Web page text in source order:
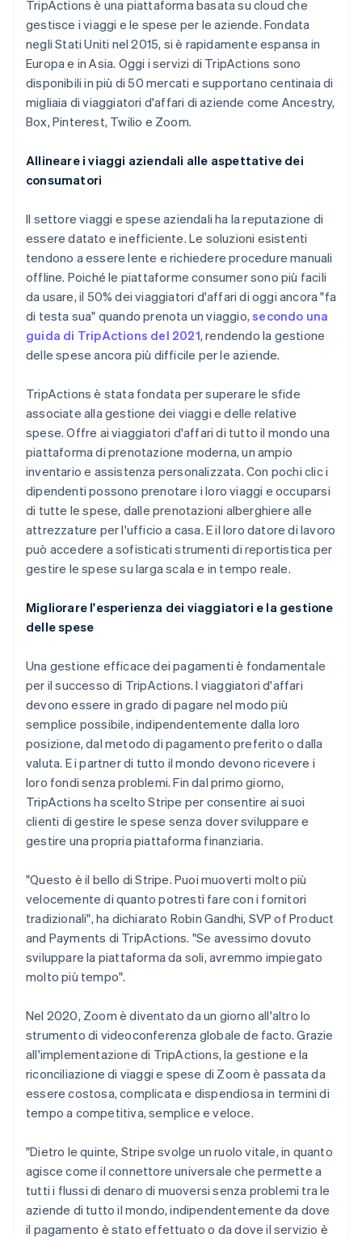
Scopri cosa ti aspetta
Prevenzione delle frodi
Atlas
Costituzione di start-up
Climate
Rimozione del carbonio
Identity
Verifica online dell'identità
Stripe Sessions 2026
Scopri come Stripe sta costruendo l'infrastruttura
Guarda ora
Ecosistema
Partner
Stripe App Marketplace
TripActions è una piattaforma basata su cloud che
gestisce i viaggi e le spese per le aziende. Fondata
negli Stati Uniti nel 2015, si è rapidamente espansa in
Europa e in Asia. Oggi i servizi di TripActions sono
disponibili in più di 50 mercati e supportano centinaia di
migliaia di viaggiatori d'affari di aziende come Ancestry,
Box, Pinterest, Twilio e Zoom.
Allineare i viaggi aziendali alle aspettative dei
consumatori
Il settore viaggi e spese aziendali ha la reputazione di
essere datato e inefficiente. Le soluzioni esistenti
tendono a essere lente e richiedere procedure manuali
offline. Poiché le piattaforme consumer sono più facili
da usare, il 50% dei viaggiatori d'affari di oggi ancora "fa
di testa sua" quando prenota un viaggio,secondo una
guida di TripActions del 2021, rendendo la gestione
delle spese ancora più difficile per le aziende.
TripActions è stata fondata per superare le sfide
associate alla gestione dei viaggi e delle relative
spese. Offre ai viaggiatori d'affari di tutto il mondo una
piattaforma di prenotazione moderna, un ampio
inventario e assistenza personalizzata. Con pochi clic i
dipendenti possono prenotare i loro viaggi e occuparsi
di tutte le spese, dalle prenotazioni alberghiere alle
attrezzature per l'ufficio a casa. E il loro datore di lavoro
può accedere a sofisticati strumenti di reportistica per
gestire le spese su larga scala e in tempo reale.
Migliorare l'esperienza dei viaggiatori e la gestione
delle spese
Una gestione efficace dei pagamenti è fondamentale
per il successo di TripActions. I viaggiatori d'affari
devono essere in grado di pagare nel modo più
semplice possibile, indipendentemente dalla loro
posizione, dal metodo di pagamento preferito o dalla
valuta. E i partner di tutto il mondo devono ricevere i
loro fondi senza problemi. Fin dal primo giorno,
TripActions ha scelto Stripe per consentire ai suoi
clienti di gestire le spese senza dover sviluppare e
gestire una propria piattaforma finanziaria.
"Questo è il bello di Stripe. Puoi muoverti molto più
velocemente di quanto potresti fare con i fornitori
tradizionali", ha dichiarato Robin Gandhi, SVP of Product
and Payments di TripActions. "Se avessimo dovuto
sviluppare la piattaforma da soli, avremmo impiegato
molto più tempo".
Nel 2020, Zoom è diventato da un giorno all'altro lo
strumento di videoconferenza globale de facto. Grazie
all'implementazione di TripActions, la gestione e la
riconciliazione di viaggi e spese di Zoom è passata da
essere costosa, complicata e dispendiosa in termini di
tempo a competitiva, semplice e veloce.
"Dietro le quinte, Stripe svolge un ruolo vitale, in quanto
agisce come il connettore universale che permette a
tutti i flussi di denaro di muoversi senza problemi tra le
aziende di tutto il mondo, indipendentemente da dove
il pagamento è stato effettuato o da dove il servizio è